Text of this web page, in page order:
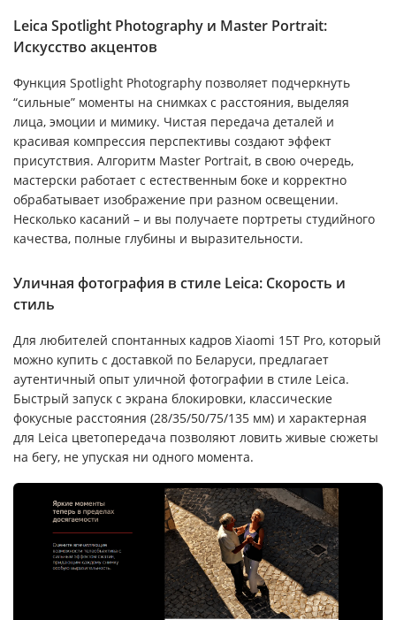
Leica Spotlight Photography и Master Portrait:
Искусство акцентов
Функция Spotlight Photography позволяет подчеркнуть
“сильные” моменты на снимках с расстояния, выделяя
лица, эмоции и мимику. Чистая передача деталей и
красивая компрессия перспективы создают эффект
присутствия. Алгоритм Master Portrait, в свою очередь,
мастерски работает с естественным боке и корректно
обрабатывает изображение при разном освещении.
Несколько касаний – и вы получаете портреты студийного
качества, полные глубины и выразительности.
Уличная фотография в стиле Leica: Скорость и
стиль
Для любителей спонтанных кадров Xiaomi 15T Pro, который
можно купить с доставкой по Беларуси, предлагает
аутентичный опыт уличной фотографии в стиле Leica.
Быстрый запуск с экрана блокировки, классические
фокусные расстояния (28/35/50/75/135 мм) и характерная
для Leica цветопередача позволяют ловить живые сюжеты
на бегу, не упуская ни одного момента.